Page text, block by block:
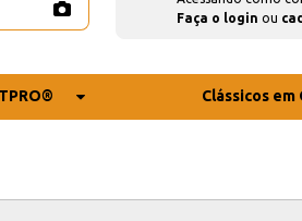
Faça o login ou
Clássicos